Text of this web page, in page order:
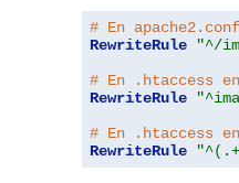
# En apache2.conf
RewriteRule
"^/
# En .htaccess
RewriteRule
# En .htaccess
RewriteRule